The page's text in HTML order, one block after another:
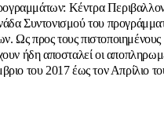
Κέντρα
Συντονισμού του
Ως προς τους πιστοποιημένους
ήδη αποσταλεί οι
του 2017 έως τον Απρίλιο